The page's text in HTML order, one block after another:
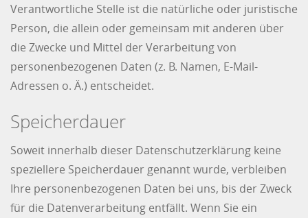
Verantwortliche Stelle ist die natürliche oder juristische
Person, die allein oder gemeinsam mit anderen über
die Zwecke und Mittel der Verarbeitung von
personenbezogenen Daten (z. B. Namen, E-Mail-
Adressen o. Ä.) entscheidet.
Speicherdauer
Soweit innerhalb dieser Datenschutzerklärung keine
speziellere Speicherdauer genannt wurde, verbleiben
Ihre personenbezogenen Daten bei uns, bis der Zweck
für die Datenverarbeitung entfällt. Wenn Sie ein